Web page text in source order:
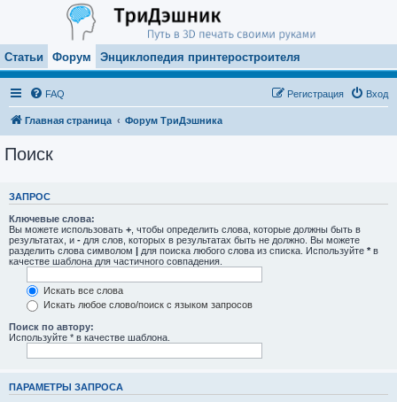
Статьи Форум Энциклопедия принтеростроителя
FAQ Вход
Регистрация
Главная страница Форум ТриДэшника
Поиск
ЗАПРОС
Ключевые слова:
Вы можете использовать + , чтобы определить слова, которые должны быть в
результатах, и - для слов, которых в результатах быть не должно. Вы можете
разделить слова символом | для поиска любого слова из списка. Используйте * в
качестве шаблона для частичного совпадения.
Искать все слова
Искать любое слово/поиск с языком запросов
Поиск по автору:
Используйте * в качестве шаблона.
ПАРАМЕТРЫ ЗАПРОСА